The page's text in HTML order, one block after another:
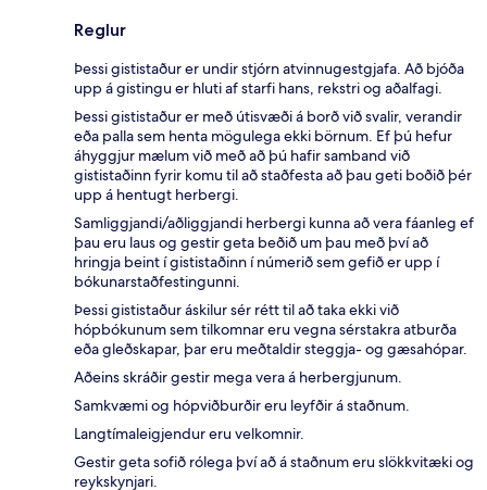
Reglur
Þessi gististaður er undir stjórn atvinnugestgjafa. Að bjóða
upp á gistingu er hluti af starfi hans, rekstri og aðalfagi.
Þessi gististaður er með útisvæði á borð við svalir, verandir
eða palla sem henta mögulega ekki börnum. Ef þú hefur
áhyggjur mælum við með að þú hafir samband við
gististaðinn fyrir komu til að staðfesta að þau geti boðið þér
upp á hentugt herbergi.
Samliggjandi/aðliggjandi herbergi kunna að vera fáanleg ef
þau eru laus og gestir geta beðið um þau með því að
hringja beint í gististaðinn í númerið sem gefið er upp í
bókunarstaðfestingunni.
Þessi gististaður áskilur sér rétt til að taka ekki við
hópbókunum sem tilkomnar eru vegna sérstakra atburða
eða gleðskapar, þar eru meðtaldir steggja- og gæsahópar.
Aðeins skráðir gestir mega vera á herbergjunum.
Samkvæmi og hópviðburðir eru leyfðir á staðnum.
Langtímaleigjendur eru velkomnir.
Gestir geta sofið rólega því að á staðnum eru slökkvitæki og
reykskynjari.